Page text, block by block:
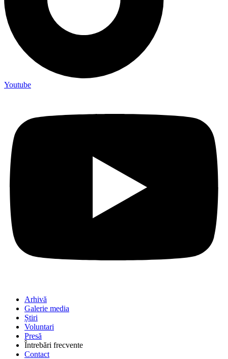
Youtube
Arhivă
Galerie media
Știri
Voluntari
Presă
Întrebări frecvente
Contact